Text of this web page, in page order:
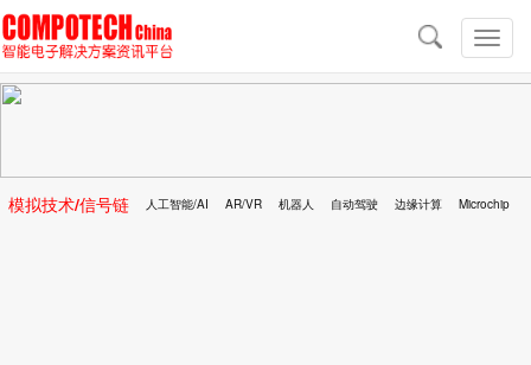
切
换
导
导
航
模拟技术/信号链 人工智能/AI AR/VR 机器人 自动驾驶 边缘计算 Microchip